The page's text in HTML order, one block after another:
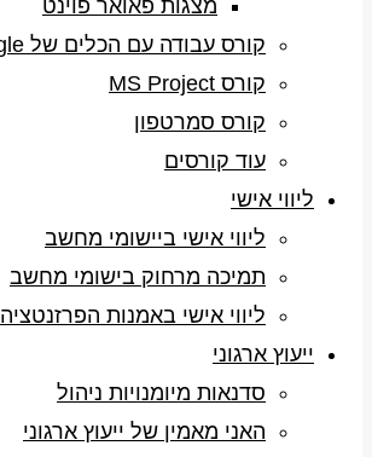
מצגות פאואר פוינט
קורס עבודה עם הכלים של Google
קורס MS Project
קורס סמרטפון
עוד קורסים
ליווי אישי
ליווי אישי ביישומי מחשב
תמיכה מרחוק בישומי מחשב
ליווי אישי באמנות הפרזנטציה
ייעוץ ארגוני
סדנאות מיומנויות ניהול
האני מאמין של ייעוץ ארגוני